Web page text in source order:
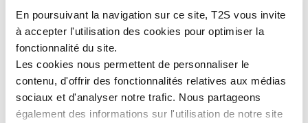
En poursuivant la navigation sur ce site, T2S vous invite
à accepter l'utilisation des cookies pour optimiser la
fonctionnalité du site.
Les cookies nous permettent de personnaliser le
contenu, d'offrir des fonctionnalités relatives aux médias
sociaux et d'analyser notre trafic. Nous partageons
également des informations sur l'utilisation de notre site
Pile Lithium autonome :
2 ans.
Température de fonctionnement :+ 50 °C à - 30 °C.
Dimensions :80 x 50 x 20 mm.
Référence :TAGDEPP01
A VOIR ÉGALEMENT